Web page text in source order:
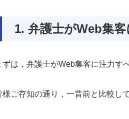
1. 弁護士がWeb集
ずは，弁護士がWeb集客に注力す
様ご存知の通り，一昔前と比較し